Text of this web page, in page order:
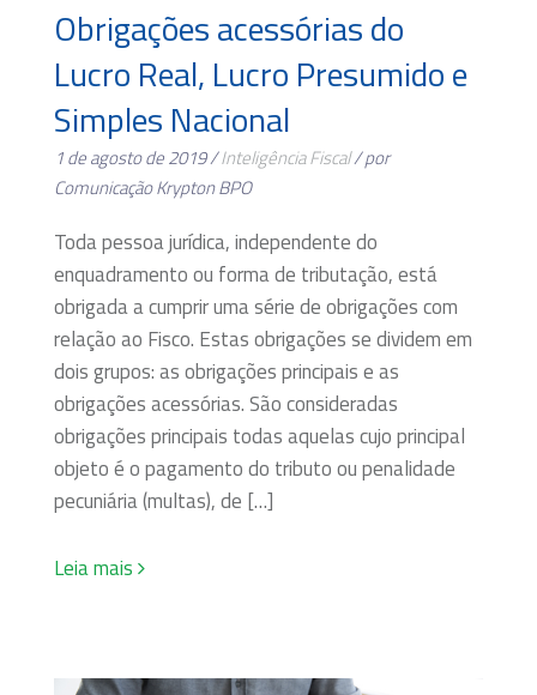
Obrigações acessórias do
Lucro Real, Lucro Presumido e
Simples Nacional
1 de agosto de 2019 /Inteligência Fiscal/ por
Comunicação Krypton BPO
Toda pessoa jurídica, independente do
enquadramento ou forma de tributação, está
obrigada a cumprir uma série de obrigações com
relação ao Fisco. Estas obrigações se dividem em
dois grupos: as obrigações principais e as
obrigações acessórias. São consideradas
obrigações principais todas aquelas cujo principal
objeto é o pagamento do tributo ou penalidade
pecuniária (multas), de […]
Leia mais